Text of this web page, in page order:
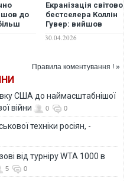
до
Екранізація
бестселера Коллін
Гувер: вийшов
тизер спокусливого
психологічного
30.04.2026
Правила коментування ! »
США до наймасштабнішої
війни
0 0
техніки росіян, -
від турніру WTA 1000 в
5 0